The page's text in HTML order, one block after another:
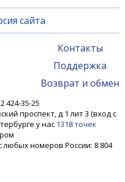
Mini, 200 мм, 40 гр,
Bullhead,
₽
сайта
Контакты
Поддержка
Возврат и обмен
424-35-25
проспект, д 1 лит 3 (вход с
у нас 1318 точек
любых номеров России: 8 804